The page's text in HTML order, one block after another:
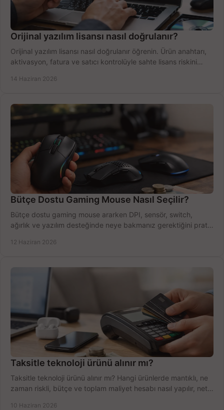
Orijinal yazılım lisansı nasıl doğrulanır?
Orijinal yazılım lisansı nasıl doğrulanır öğrenin. Ürün anahtarı,
aktivasyon, fatura ve satıcı kontrolüyle sahte lisans riskini
14 Haziran 2026
Bütçe Dostu Gaming Mouse Nasıl Seçilir?
Bütçe dostu gaming mouse ararken DPI, sensör, switch,
ağırlık ve yazılım desteğinde neye bakmanız gerektiğini pratik
12 Haziran 2026
Taksitle teknoloji ürünü alınır mı?
Taksitle teknoloji ürünü alınır mı? Hangi ürünlerde mantıklı, ne
zaman riskli, bütçe ve toplam maliyet hesabı nasıl yapılır, net
10 Haziran 2026